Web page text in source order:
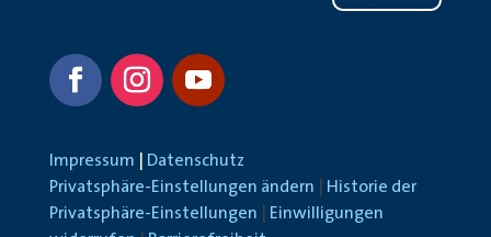
Impressum
Datenschutz
Privatsphäre-Einstellungen ändern
Historie der
Privatsphäre-Einstellungen
Einwilligungen